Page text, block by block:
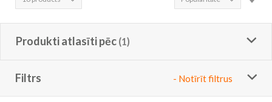
Produkti atlasīti pēc
Filtrs - Notīrīt filtrus